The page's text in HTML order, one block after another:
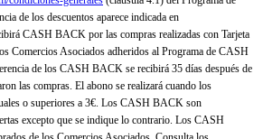
de los descuentos aparece indicada en
CASH BACK por las compras realizadas con Tarjeta
Comercios Asociados adheridos al Programa de CASH
de los CASH BACK se recibirá 35 días después de
las compras. El abono se realizará cuando los
o superiores a 3€. Los CASH BACK son
excepto que se indique lo contrario. Los CASH